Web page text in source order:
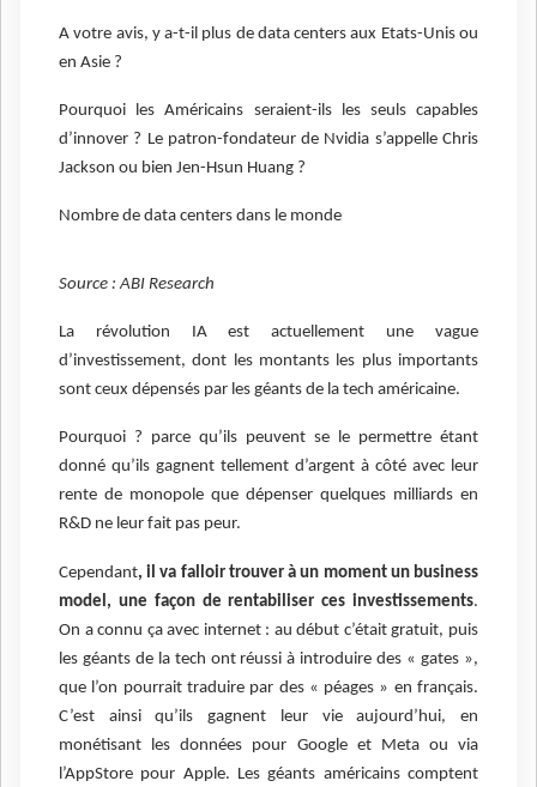
A votre avis, y a-t-il plus de data centers aux Etats-Unis ou
en Asie ?
Pourquoi les Américains seraient-ils les seuls capables
d’innover ? Le patron-fondateur de Nvidia s’appelle Chris
Jackson ou bien Jen-Hsun Huang ?
Nombre de data centers dans le monde
Source : ABI Research
La révolution IA est actuellement une vague
d’investissement, dont les montants les plus importants
sont ceux dépensés par les géants de la tech américaine.
Pourquoi ? parce qu’ils peuvent se le permettre étant
donné qu’ils gagnent tellement d’argent à côté avec leur
rente de monopole que dépenser quelques milliards en
R&D ne leur fait pas peur.
Cependant, il va falloir trouver à un moment un business
model, une façon de rentabiliser ces investissements.
On a connu ça avec internet : au début c’était gratuit, puis
les géants de la tech ont réussi à introduire des « gates »,
que l’on pourrait traduire par des « péages » en français.
C’est ainsi qu’ils gagnent leur vie aujourd’hui, en
monétisant les données pour Google et Meta ou via
l’AppStore pour Apple. Les géants américains comptent